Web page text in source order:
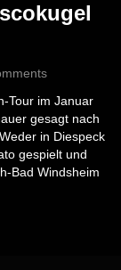
Tour im Januar
gesagt nach
in Diespeck
gespielt und
Bad Windsheim